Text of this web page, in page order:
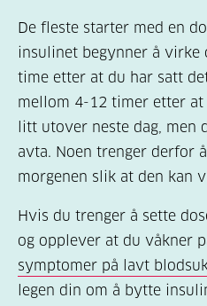
De fleste starter med en
insulinet begynner å virke
time etter at du har satt
mellom 4-12 timer etter
litt utover neste dag, men
avta. Noen trenger derfor
morgenen slik at den kan
Hvis du trenger å sette
og opplever at du våkner
symptomer på lavt
legen din om å bytte